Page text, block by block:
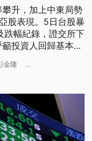
升，加上中東局勢
股表現。5日台股暴
跌幅紀錄，證交所下
投資人回歸基本面
。
金隆 ...